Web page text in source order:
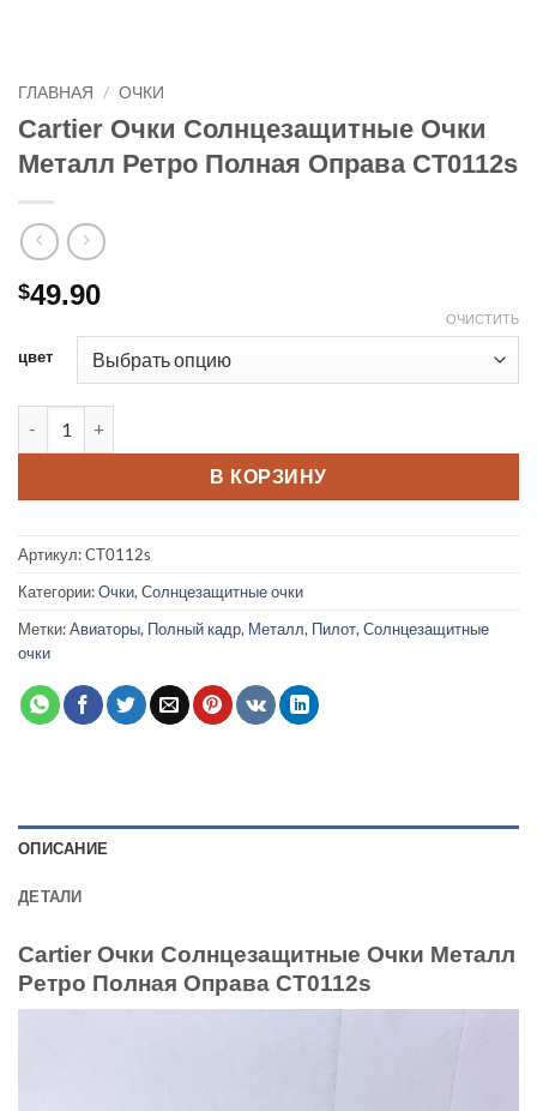
ГЛАВНАЯ / ОЧКИ
Cartier Очки Солнцезащитные Очки
Металл Ретро Полная Оправа CT0112s
$49.90
цвет
ОЧИСТИТЬ
В КОРЗИНУ
Артикул:CT0112s
Категории:Очки, Солнцезащитные очки
Метки:Авиаторы, Полный кадр, Металл, Пилот, Солнцезащитные
очки
ОПИСАНИЕ
ДЕТАЛИ
Cartier Очки Солнцезащитные Очки Металл
Ретро Полная Оправа CT0112s